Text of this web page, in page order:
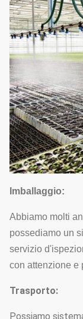
Imballaggio:
Abbiamo molti
possediamo un
servizio
con attenzione e
Trasporto:
Possiamo